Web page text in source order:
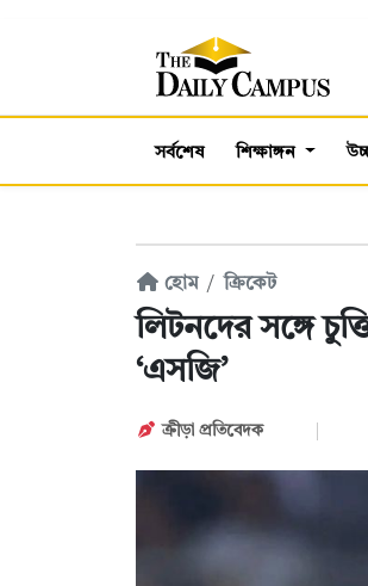
সর্বশেষ শিক্ষাঙ্গন
হোম ক্রিকেট
লিটনদের সঙ্গে
‘এসজি’
ক্রীড়া প্রতিবেদক